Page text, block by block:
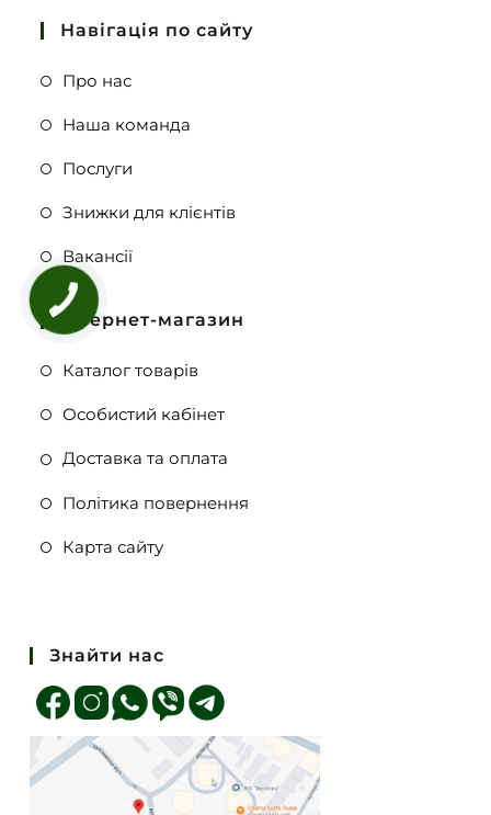
Навігація по сайту
Про нас
Наша команда
Послуги
Знижки для клієнтів
Вакансії
Інтернет-магазин
Каталог товарів
Особистий кабінет
Доставка та оплата
Політика повернення
Карта сайту
Знайти нас